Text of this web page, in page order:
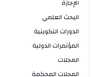
الإجازة
البحث العلمي
الدورات التكوينية
المؤتمرات الدولية
المجلات
المجلات المحكمة